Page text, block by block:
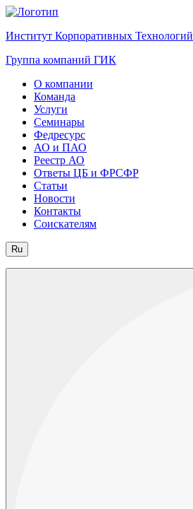
Институт Корпоративных Технологий
Группа компаний ГИК
О компании
Команда
Услуги
Семинары
Федресурс
АО и ПАО
Реестр АО
Ответы ЦБ и ФРСФР
Статьи
Новости
Контакты
Соискателям
Ru